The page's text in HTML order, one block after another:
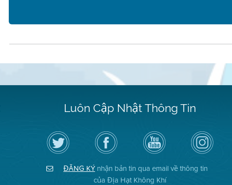
Luôn Cập Nhật Thông Tin
Hãy
theo
dõi
Địa
Không
Truy
cập
Trang
Facebook
Địa
Hạt
Kênh
YouTube
của
Địa
Không
Air
District
on
Instagram
ĐĂNG KÝnhận bản tin qua email về thông tin
của Địa Hạt Không Khí